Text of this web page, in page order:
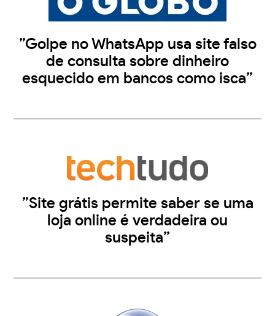
”Golpe no WhatsApp usa site falso
de consulta sobre dinheiro
esquecido em bancos como isca”
”Site grátis permite saber se uma
loja online é verdadeira ou
suspeita”